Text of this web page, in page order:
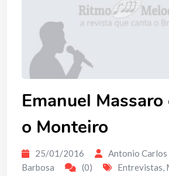
Emanuel
o Monteiro
25/01/2016
Antonio Carlos
Barbosa
(0) Entrevistas,